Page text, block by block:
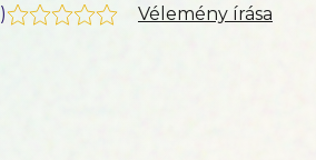
) Vélemény írása